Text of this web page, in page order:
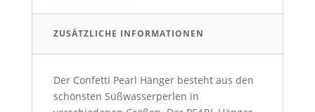
ZUSÄTZLICHE INFORMATIONEN
Der Confetti Pearl Hänger besteht aus den
schönsten Süßwasserperlen in